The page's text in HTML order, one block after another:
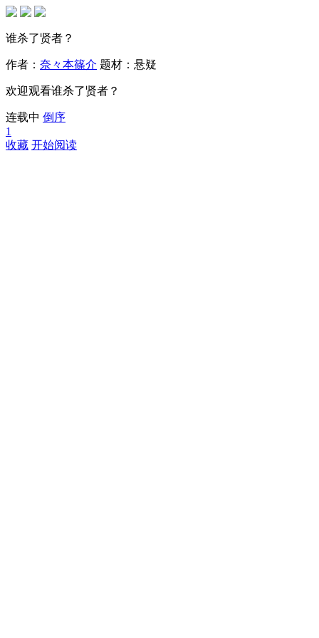
谁杀了贤者？
作者： 奈々本篠介 题材： 悬疑
欢迎观看谁杀了贤者？
连载中 倒序
1
收藏 开始阅读